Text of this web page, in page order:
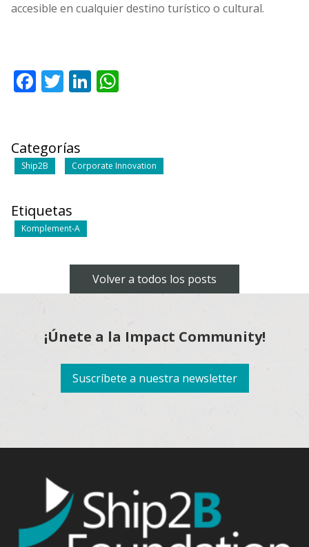
accesible en cualquier destino turístico o cultural.
Facebook
TwitterLinkedIn
Categorías
Ship2B Corporate Innovation
Etiquetas
Komplement-A
Volver a todos los posts
¡Únete a la Impact Community!
Suscríbete a nuestra newsletter